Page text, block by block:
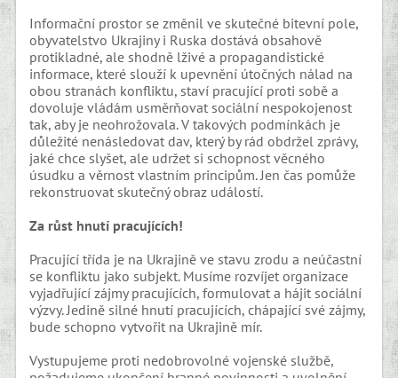
Informační prostor se změnil ve skutečné bitevní pole,
obyvatelstvo Ukrajiny i Ruska dostává obsahově
protikladné, ale shodně lživé a propagandistické
informace, které slouží k upevnění útočných nálad na
obou stranách konfliktu, staví pracující proti sobě a
dovoluje vládám usměrňovat sociální nespokojenost
tak, aby je neohrožovala. V takových podmínkách je
důležité nenásledovat dav, který by rád obdržel zprávy,
jaké chce slyšet, ale udržet si schopnost věcného
úsudku a věrnost vlastním principům. Jen čas pomůže
rekonstruovat skutečný obraz událostí.
Za růst hnutí pracujících!
Pracující třída je na Ukrajině ve stavu zrodu a neúčastní
se konfliktu jako subjekt. Musíme rozvíjet organizace
vyjadřující zájmy pracujících, formulovat a hájit sociální
výzvy. Jedině silné hnutí pracujících, chápající své zájmy,
bude schopno vytvořit na Ukrajině mír.
Vystupujeme proti nedobrovolné vojenské službě,